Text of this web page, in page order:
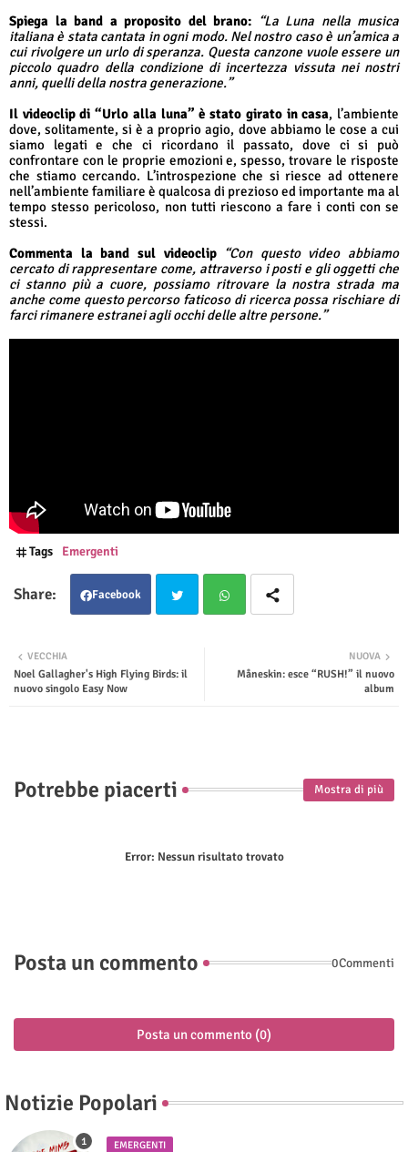
Spiega la band a proposito del brano: “La Luna nella musica
italiana è stata cantata in ogni modo. Nel nostro caso è un’amica a
cui rivolgere un urlo di speranza. Questa canzone vuole essere un
piccolo quadro della condizione di incertezza vissuta nei nostri
anni, quelli della nostra generazione.”
Il videoclip di “Urlo alla luna” è stato girato in casa, l’ambiente
dove, solitamente, si è a proprio agio, dove abbiamo le cose a cui
siamo legati e che ci ricordano il passato, dove ci si può
confrontare con le proprie emozioni e, spesso, trovare le risposte
che stiamo cercando. L’introspezione che si riesce ad ottenere
nell’ambiente familiare è qualcosa di prezioso ed importante ma al
tempo stesso pericoloso, non tutti riescono a fare i conti con se
stessi.
Commenta la band sul videoclip“Con questo video abbiamo
cercato di rappresentare come, attraverso i posti e gli oggetti che
ci stanno più a cuore, possiamo ritrovare la nostra strada ma
anche come questo percorso faticoso di ricerca possa rischiare di
farci rimanere estranei agli occhi delle altre persone.”
Tags Emergenti
Facebook
ter
NUOVA
Måneskin: esce “RUSH!” il nuovo
album
VECCHIA
Noel Gallagher's High Flying Birds: il
nuovo singolo Easy Now
Potrebbe piacerti Mostra di più
Error: Nessun risultato trovato
Posta un commento 0Commenti
Posta un commento (0)
Notizie Popolari
EMERGENTI